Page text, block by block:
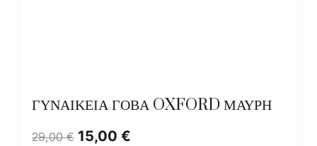
ΓΥΝΑΙΚΕΙΑ ΓΟΒΑ OXFORD ΜΑΥΡΗ
29,00€ 15,00 €